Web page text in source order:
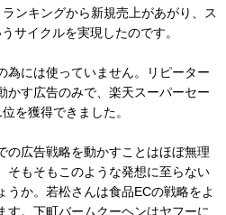
ンキングから新規売上があがり、ス
サイクルを実現したのです。
為には使っていません。リピーター
かす広告のみで、楽天スーパーセー
を獲得できました。
の広告戦略を動かすことはほぼ無理
そもそもこのような発想に至らない
うか。若松さんは食品ECの戦略をよ
す。下町バームクーヘンはヤフーに